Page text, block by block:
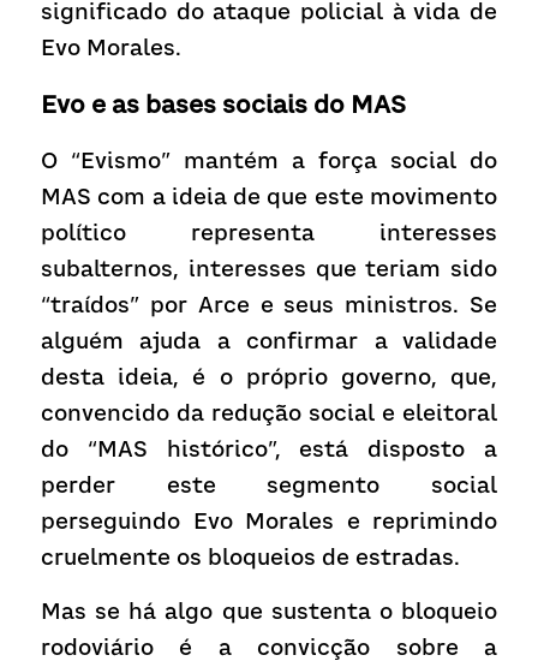
significado do ataque policial à vida de
Evo Morales.
Evo e as bases sociais do MAS
O “Evismo” mantém a força social do
MAS com a ideia de que este movimento
político representa interesses
subalternos, interesses que teriam sido
“traídos” por Arce e seus ministros. Se
alguém ajuda a confirmar a validade
desta ideia, é o próprio governo, que,
convencido da redução social e eleitoral
do “MAS histórico”, está disposto a
perder este segmento social
perseguindo Evo Morales e reprimindo
cruelmente os bloqueios de estradas.
Mas se há algo que sustenta o bloqueio
rodoviário é a convicção sobre a